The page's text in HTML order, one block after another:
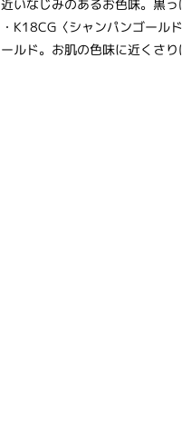
近いなじみのあるお色味。黒っ
・K18CG〈シャンパンゴール
ールド。お肌の色味に近くさ